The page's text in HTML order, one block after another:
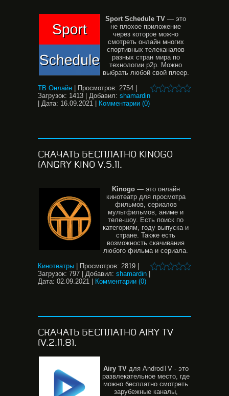
Sport Schedule TV — это
не плохое приложение
через которое можно
смотреть онлайн многих
спортивных телеканалов
разных стран мира по
технологии p2p. Можно
выбрать любой свой плеер.
ТВ Онлайн
Просмотров: 2754
Загрузок: 1413 Добавил: shamardin
Дата: 16.09.2021 Комментарии (0)
СКАЧАТЬ БЕСПЛАТНО KINOGO
(ANGRY KINO V.5.1).
Kinogo— это онлайн
кинотеатр для просмотра
фильмов, сериалов
мультфильмов, аниме и
теле-шоу. Есть поиск по
категориям, году выпуска и
стране. Также есть
возможность скачивания
любого фильма и сериала.
Кинотеатры
Просмотров: 2819
Загрузок: 797 Добавил: shamardin
Дата: 02.09.2021 Комментарии (0)
СКАЧАТЬ БЕСПЛАТНО AIRY TV
(V.2.11.8).
Airy TVдля AndrodTV - это
развлекательное место, где
можно бесплатно смотреть
зарубежныe каналы,